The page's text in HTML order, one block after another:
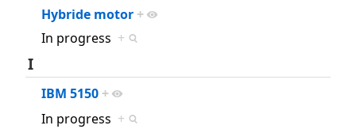
Hybride motor +
In progress +
I
IBM 5150 +
In progress +